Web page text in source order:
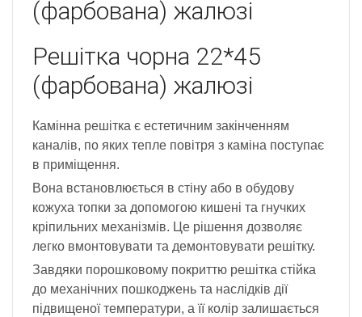
(фарбована) жалюзі
Решітка чорна 22*45
(фарбована) жалюзі
Камінна решітка є естетичним закінченням
каналів, по яких тепле повітря з каміна поступає
в приміщення.
Вона встановлюється в стіну або в обудову
кожуха топки за допомогою кишені та гнучких
кріпильних механізмів. Це рішення дозволяє
легко вмонтовувати та демонтовувати решітку.
Завдяки порошковому покриттю решітка стійка
до механічних пошкоджень та наслідків дії
підвищеної температури, а її колір залишається